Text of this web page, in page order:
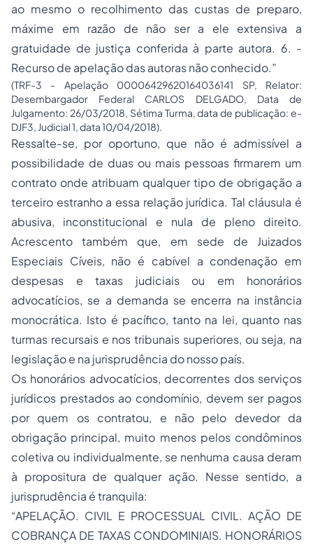
ao mesmo o recolhimento das custas de preparo,
máxime em razão de não ser a ele extensiva a
gratuidade de justiça conferida à parte autora. 6. -
Recurso de apelação das autoras não conhecido.”
(TRF-3 - Apelação 00006429620164036141 SP, Relator:
Desembargador Federal CARLOS DELGADO, Data de
Julgamento: 26/03/2018, Sétima Turma, data de publicação: e-
DJF3, Judicial 1, data 10/04/2018).
Ressalte-se, por oportuno, que não é admissível a
possibilidade de duas ou mais pessoas firmarem um
contrato onde atribuam qualquer tipo de obrigação a
terceiro estranho a essa relação jurídica. Tal cláusula é
abusiva, inconstitucional e nula de pleno direito.
Acrescento também que, em sede de Juizados
Especiais Cíveis, não é cabível a condenação em
despesas e taxas judiciais ou em honorários
advocatícios, se a demanda se encerra na instância
monocrática. Isto é pacífico, tanto na lei, quanto nas
turmas recursais e nos tribunais superiores, ou seja, na
legislação e na jurisprudência do nosso país.
Os honorários advocatícios, decorrentes dos serviços
jurídicos prestados ao condomínio, devem ser pagos
por quem os contratou, e não pelo devedor da
obrigação principal, muito menos pelos condôminos
coletiva ou individualmente, se nenhuma causa deram
à propositura de qualquer ação. Nesse sentido, a
jurisprudência é tranquila:
“APELAÇÃO. CIVIL E PROCESSUAL CIVIL. AÇÃO DE
COBRANÇA DE TAXAS CONDOMINIAIS. HONORÁRIOS